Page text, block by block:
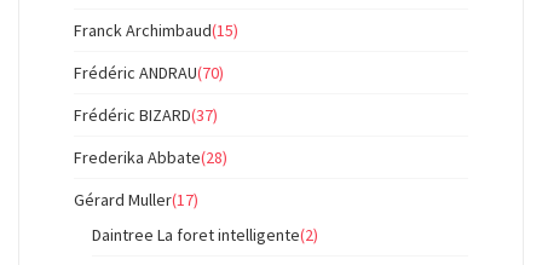
Franck Archimbaud(15)
Frédéric ANDRAU(70)
Frédéric BIZARD(37)
Frederika Abbate(28)
Gérard Muller(17)
Daintree La foret intelligente(2)